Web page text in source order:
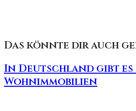
Das könnte dir auch
In Deutschland gibt
Wohnimmobilien